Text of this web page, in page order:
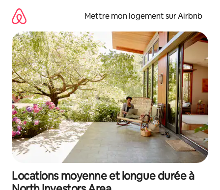
directement
contenu
Mettre mon logement sur Airbnb
Locations moyenne et longue durée à